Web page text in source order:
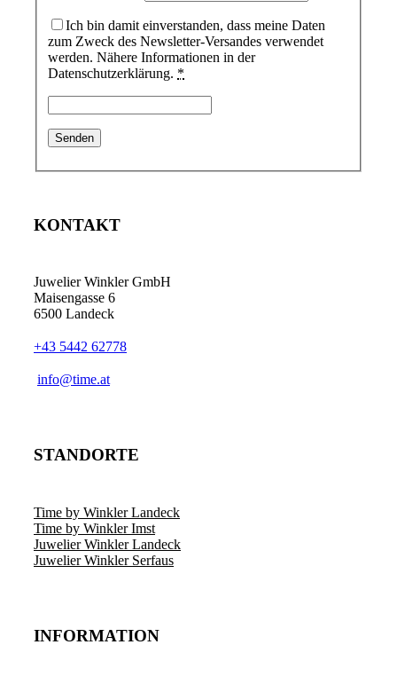
Ich bin damit einverstanden, dass meine Daten
zum Zweck des Newsletter-Versandes verwendet
werden. Nähere Informationen in der
Datenschutzerklärung. *
KONTAKT
Juwelier Winkler GmbH
Maisengasse 6
6500 Landeck
+43 5442 62778
info@time.at
STANDORTE
Time by Winkler Landeck
Time by Winkler Imst
Juwelier Winkler Landeck
Juwelier Winkler Serfaus
INFORMATION